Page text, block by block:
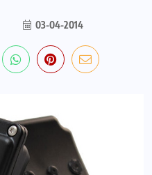
03-04-2014